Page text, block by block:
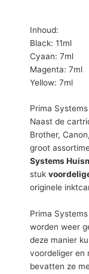
Inhoud:
Black: 11ml
Cyaan: 7ml
Magenta: 7ml
Yellow: 7ml
Prima
Naast de
Brother,
groot
Systems
stuk
originele
Prima
worden weer
deze manier
voordeliger en
bevatten ze